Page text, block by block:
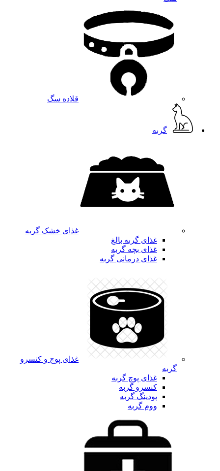
قلاده سگ
گربه
غذای خشک گربه
غذای گربه بالغ
غذای بچه گربه
غذای درمانی گربه
غذای پوچ و کنسرو
گربه
غذای پوچ گربه
کنسرو گربه
پودینگ گربه
ووم گربه